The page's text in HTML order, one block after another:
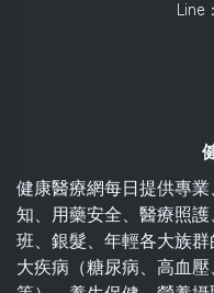
Line：
健康醫療網每日提供專
知、用藥安全、醫療照
班、銀髮、年輕各大族
大疾病（糖尿病、高血